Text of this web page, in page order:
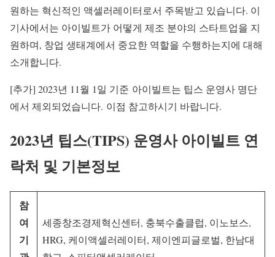
원하는 혁신적인 액셀러레이터로서 주목받고 있습니다. 이
기사에서는 아이빌트가 어떻게 제조 분야의 스타트업을 지
원하며, 창업 생태계에서 중요한 역할을 수행하는지에 대해
소개합니다.
[추가] 2023년 11월 1일 기준 아이빌트는 팁스 운영사 명단
에서 제외되었습니다. 이점 참고하시기 바랍니다.
2023년 팁스(TIPS) 운영사 아이빌트 연
락처 및 기본정보
참
여
기
세종창조경제혁신센터, 충북수출클럽, 이노보스,
HRG, 케이액셀러레이터, 제이엔피글로벌, 한남대